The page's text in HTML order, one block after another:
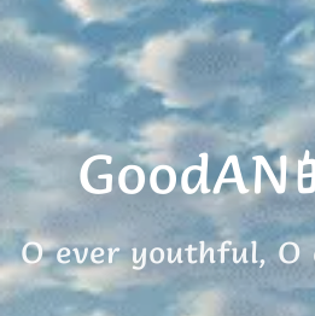
GoodAN
O ever youthful, O